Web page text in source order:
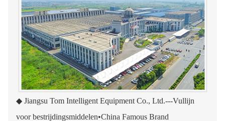
◆ Jiangsu Tom Intelligent Equipment Co., Ltd.---Vullijn
voor bestrijdingsmiddelen•China Famous Brand